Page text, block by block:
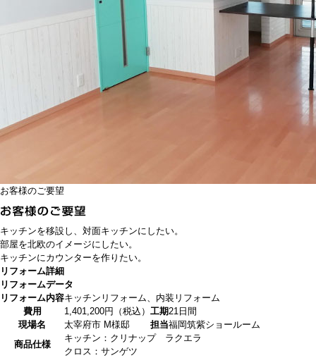
お客様のご要望
キッチンを移設し、対面キッチンにしたい。
部屋を北欧のイメージにしたい。
キッチンにカウンターを作りたい。
リフォーム詳細
リフォームデータ
リフォーム内容キッチンリフォーム、内装リフォーム
費用
1,401,200円（税込） 工期21日間
現場名
太宰府市 M様邸 担当福岡筑紫ショールーム
商品仕様
キッチン：クリナップ ラクエラ
クロス：サンゲツ